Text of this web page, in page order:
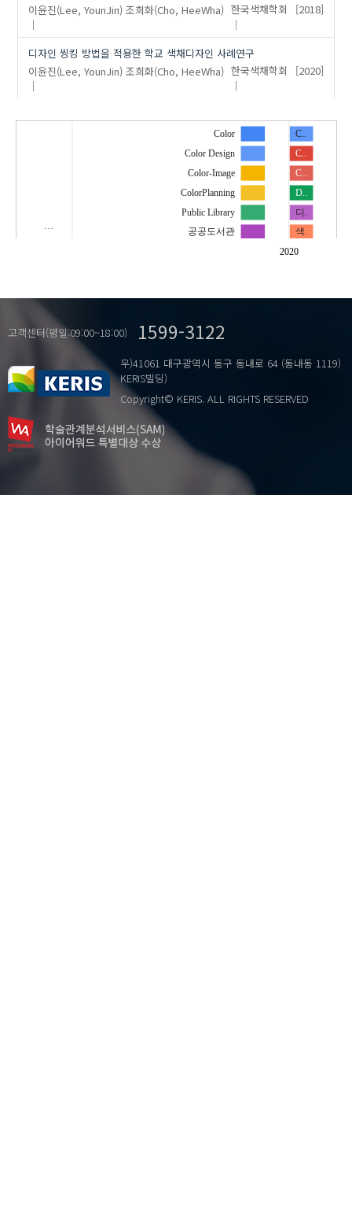
이윤진(Lee, YounJin) 조희화(Cho, HeeWha) 한국색채학회 [2018]
디자인 씽킹 방법을 적용한 학교 색채디자인 사례연구
이윤진(Lee, YounJin) 조희화(Cho, HeeWha) 한국색채학회 [2020]
2020
…
Color
Color Design
C..
C..
C..
Color-Image
ColorPlanning
D..
Public Library
공공도서관
디.
색.
색.
고객센터(평일:09:00~18:00) 1599-3122
우)41061 대구광역시 동구 동내로 64 (동내동 1119)
KERIS빌딩)
Copyright© KERIS. ALL RIGHTS RESERVED